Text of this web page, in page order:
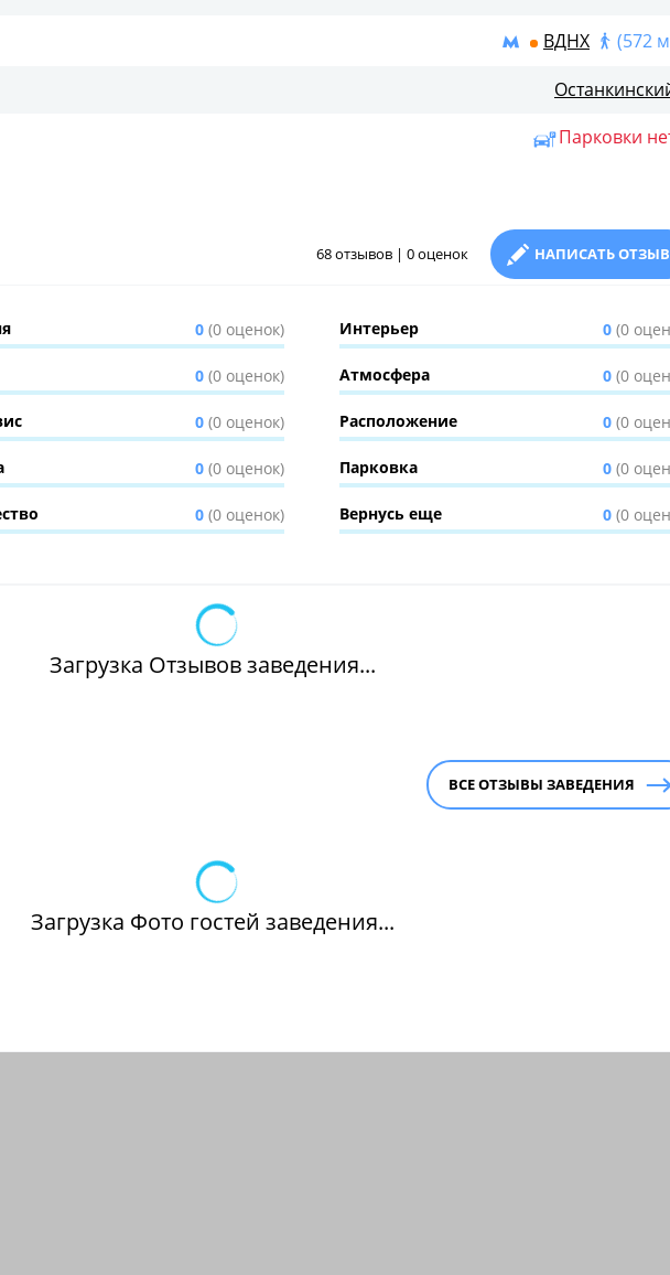
ВДНХ
(572
Парковки
68 отзывов | 0 оценок НАПИСАТЬ ОТЗЫВ
0 (0 оценок)
0 (0 оценок)
0 (0 оценок)
0 (0 оценок)
0 (0 оценок)
Интерьер 0 (0
Атмосфера 0 (0
Расположение 0 (0
Парковка 0 (0
Вернусь еще 0 (0
Загрузка Отзывов заведения...
ВСЕ ОТЗЫВЫ ЗАВЕДЕНИЯ
Загрузка Фото гостей заведения...